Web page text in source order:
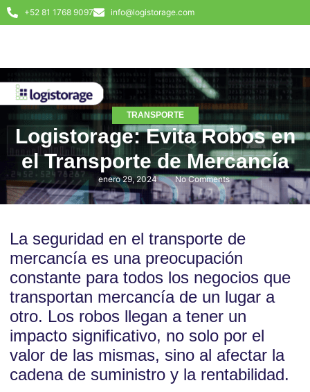
+52 81 1768 9097 info@logistorage.com
TRANSPORTE
Logistorage: Evita Robos en
el Transporte de Mercancía
enero 29, 2024 No Comments
La seguridad en el transporte de
mercancía es una preocupación
constante para todos los negocios que
transportan mercancía de un lugar a
otro. Los robos llegan a tener un
impacto significativo, no solo por el
valor de las mismas, sino al afectar la
cadena de suministro y la rentabilidad.